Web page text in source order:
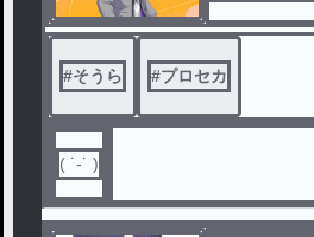
#そうら #プロセカ
( ˙-˙ )